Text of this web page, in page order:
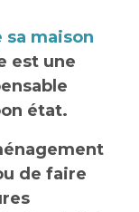
maison
est une
état.
de faire